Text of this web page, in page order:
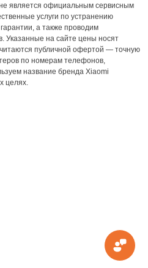
является официальным сервисным
услуги по устранению
а также проводим
Указанные на сайте цены носят
публичной офертой — точную
по номерам телефонов,
название бренда Xiaomi
целях.